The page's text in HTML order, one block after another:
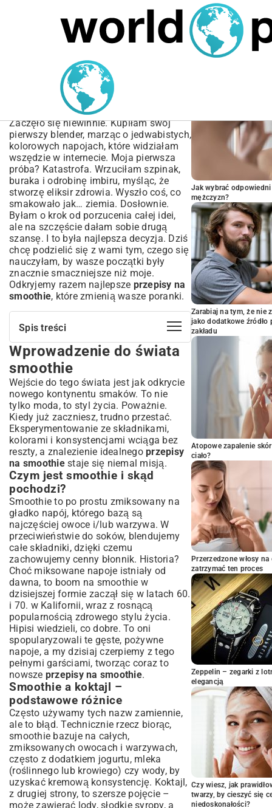
MARIUSZ ŁAMAGA 06.10.2025
Najlepsze Przepisy na
Smoothie | Odkryj Zdrowe
Zaczęło się niewinnie. Kupiłam swój
pierwszy blender, marząc o jedwabistych,
kolorowych napojach, które widziałam
wszędzie w internecie. Moja pierwsza
próba? Katastrofa. Wrzuciłam szpinak,
buraka i odrobinę imbiru, myśląc, że
stworzę eliksir zdrowia. Wyszło coś, co
smakowało jak… ziemia. Dosłownie.
Byłam o krok od porzucenia całej idei,
ale na szczęście dałam sobie drugą
szansę. I to była najlepsza decyzja. Dziś
chcę podzielić się z wami tym, czego się
nauczyłam, by wasze początki były
znacznie smaczniejsze niż moje.
Odkryjemy razem najlepsze przepisy na
smoothie, które zmienią wasze poranki.
Spis treści
Wprowadzenie do świata smoothie
Czym jest smoothie i skąd pochodzi?
Smoothie a koktajl – podstawowe różnice
Dlaczego warto pić smoothie? Korzyści
dla zdrowia
Bogactwo witamin i minerałów
Wsparcie dla trawienia i detoksykacji
Sposób na szybkie i pożywne śniadanie
Poprawa nawodnienia organizmu
Rodzaje smoothie: Znajdź swój ulubiony
smak
Smoothie owocowe: Klasyka gatunku
Smoothie zielone: Moc warzyw w szklance
Smoothie białkowe: Idealne dla aktywnych
Smoothie energetyczne: Naturalny
zastrzyk energii
Smoothie na odchudzanie: Przepisy na
smukłą sylwetkę
Jak przygotować idealne smoothie krok
po kroku
Wybór blendera: Jaki model sprawdzi się
najlepiej?
Proporcje składników: Sekret kremowej
konsystencji
Techniki blendowania: Jak uniknąć grudek
Serwowanie i przechowywanie smoothie
Składniki na smoothie: Co dodać, by
było pysznie i zdrowo
Owoce sezonowe i mrożone
Warzywa: Ukryte skarby w smoothie
Płyny bazowe: Mleko, napoje roślinne,
woda
Dodatki superfoods: Nasiona chia,
spirulina, orzechy
Słodziki naturalne: Miód, daktyle, syrop
Wprowadzenie do świata
smoothie
Wejście do tego świata jest jak odkrycie
nowego kontynentu smaków. To nie
tylko moda, to styl życia. Poważnie.
Kiedy już zaczniesz, trudno przestać.
Eksperymentowanie ze składnikami,
kolorami i konsystencjami wciąga bez
reszty, a znalezienie idealnego przepisy
na smoothiestaje się niemal misją.
Czym jest smoothie i skąd
pochodzi?
Smoothie to po prostu zmiksowany na
gładko napój, którego bazą są
najczęściej owoce i/lub warzywa. W
przeciwieństwie do soków, blendujemy
całe składniki, dzięki czemu
zachowujemy cenny błonnik. Historia?
Choć miksowane napoje istniały od
dawna, to boom na smoothie w
dzisiejszej formie zaczął się w latach 60.
i 70. w Kalifornii, wraz z rosnącą
popularnością zdrowego stylu życia.
Hipisi wiedzieli, co dobre. To oni
spopularyzowali te gęste, pożywne
napoje, a my dzisiaj czerpiemy z tego
pełnymi garściami, tworząc coraz to
nowsze przepisy na smoothie.
Smoothie a koktajl –
podstawowe różnice
Często używamy tych nazw zamiennie,
ale to błąd. Technicznie rzecz biorąc,
smoothie bazuje na całych,
zmiksowanych owocach i warzywach,
często z dodatkiem jogurtu, mleka
(roślinnego lub krowiego) czy wody, by
uzyskać kremową konsystencję. Koktajl,
z drugiej strony, to szersze pojęcie –
może zawierać lody, słodkie syropy, a
Jak wybrać
mężczyzn?
Zarabiaj na tym, że nie
jako dodatkowe
zakładu
Atopowe zapalenie
ciało?
Przerzedzone włosy
zatrzymać ten proces
Zeppelin – zegarki z
elegancją
Czy wiesz, jak
twarzy, by cieszyć się
niedoskonałości?